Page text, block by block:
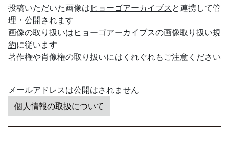
投稿いただいた画像は ヒョーゴアーカイブス と連携して管
理・公開されます
画像の取り扱いは ヒョーゴアーカイブスの画像取り扱い規
約に従います
著作権や肖像権の取り扱いにはくれぐれもご注意ください
メールアドレスは公開はされません
個人情報の取扱について